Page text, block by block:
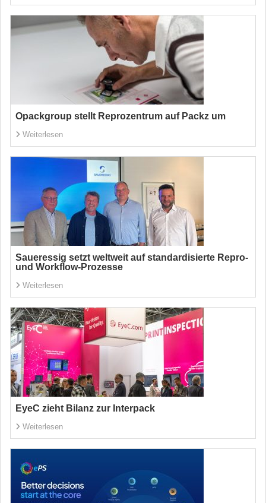
Opackgroup stellt Reprozentrum auf Packz um
Weiterlesen
Saueressig setzt weltweit auf standardisierte Repro-
und Workflow-Prozesse
Weiterlesen
EyeC zieht Bilanz zur Interpack
Weiterlesen